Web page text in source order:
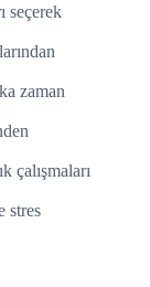
seçerek
zaman
çalışmaları
stres